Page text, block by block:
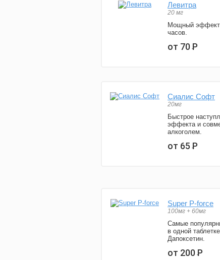
Левитра
20 мг
Мощный эффект
часов.
от 70Р
Сиалис Софт
20мг
Быстрое
эффекта и
алкоголем.
от 65Р
Super P-force
100мг + 60мг
Самые
в одной
Дапоксетин.
от 200Р